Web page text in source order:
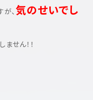
、 気のせいでし
せん！！